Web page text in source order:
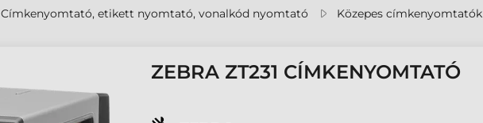
Címkenyomtató, etikett nyomtató, vonalkód nyomtató Közepes címkenyomtatók
ZEBRA ZT231 CÍMKENYOMTATÓ